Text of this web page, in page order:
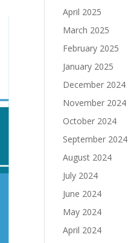
April 2025
March 2025
February 2025
January 2025
December 2024
November 2024
October 2024
September 2024
August 2024
July 2024
June 2024
May 2024
April 2024